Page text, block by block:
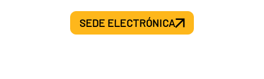
SEDE ELECTRÓNICA